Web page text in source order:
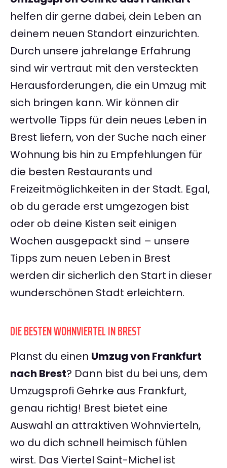
helfen dir gerne dabei, dein Leben an
deinem neuen Standort einzurichten.
Durch unsere jahrelange Erfahrung
sind wir vertraut mit den versteckten
Herausforderungen, die ein Umzug mit
sich bringen kann. Wir können dir
wertvolle Tipps für dein neues Leben in
Brest liefern, von der Suche nach einer
Wohnung bis hin zu Empfehlungen für
die besten Restaurants und
Freizeitmöglichkeiten in der Stadt. Egal,
ob du gerade erst umgezogen bist
oder ob deine Kisten seit einigen
Wochen ausgepackt sind – unsere
Tipps zum neuen Leben in Brest
werden dir sicherlich den Start in dieser
wunderschönen Stadt erleichtern.
DIE BESTEN WOHNVIERTEL IN BREST
Planst du einen Umzug von Frankfurt
nach Brest? Dann bist du bei uns, dem
Umzugsprofi Gehrke aus Frankfurt,
genau richtig! Brest bietet eine
Auswahl an attraktiven Wohnvierteln,
wo du dich schnell heimisch fühlen
wirst. Das Viertel Saint-Michel ist